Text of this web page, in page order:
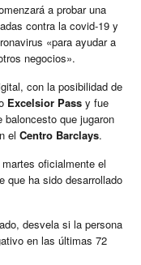
a probar una
contra la covid-19 y
«para ayudar a
negocios».
con la posibilidad de
Excelsior Pass y fue
baloncesto que jugaron
el Centro Barclays.
oficialmente el
que ha sido desarrollado
desvela si la persona
en las últimas 72